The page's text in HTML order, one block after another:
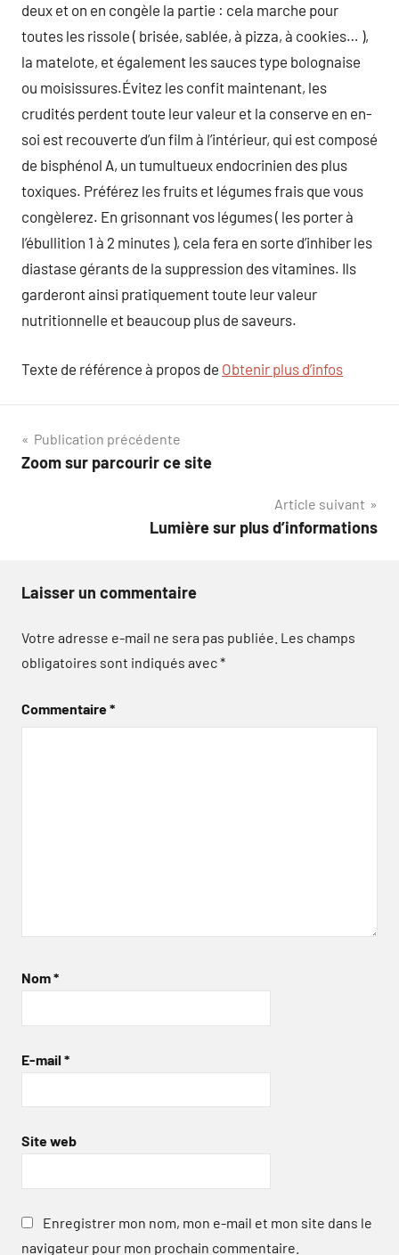
deux et on en congèle la partie : cela marche pour
toutes les rissole ( brisée, sablée, à pizza, à cookies… ),
la matelote, et également les sauces type bolognaise
ou moisissures.Évitez les confit maintenant, les
crudités perdent toute leur valeur et la conserve en en-
soi est recouverte d’un film à l’intérieur, qui est composé
de bisphénol A, un tumultueux endocrinien des plus
toxiques. Préférez les fruits et légumes frais que vous
congèlerez. En grisonnant vos légumes ( les porter à
l’ébullition 1 à 2 minutes ), cela fera en sorte d’inhiber les
diastase gérants de la suppression des vitamines. Ils
garderont ainsi pratiquement toute leur valeur
nutritionnelle et beaucoup plus de saveurs.
Texte de référence à propos de Obtenir plus d’infos
Navigation
de
Publication précédente
Zoom sur parcourir ce site
Article suivant
Lumière sur plus d’informations
Laisser un commentaire
Votre adresse e-mail ne sera pas publiée. Les champs
obligatoires sont indiqués avec*
Commentaire*
Nom*
E-mail *
Site web
Enregistrer mon nom, mon e-mail et mon site dans le
navigateur pour mon prochain commentaire.